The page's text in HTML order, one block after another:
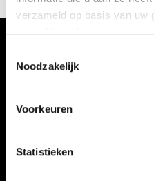
verzameld op basis van uw
Noodzakelijk
Voorkeuren
Statistieken
VERHALEN
KALENDER
THEMA’S